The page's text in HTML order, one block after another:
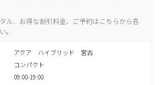
ル、お得な割引料金、ご予約はこちらから各
。
アクア ハイブリッド 宮古
コンパクト
09:00-19:00